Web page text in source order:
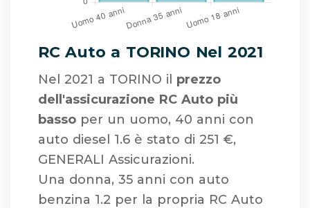
RC Auto a TORINO Nel 2021
Nel 2021 a TORINO il prezzo
dell'assicurazione RC Auto più
basso per un uomo, 40 anni con
auto diesel 1.6 è stato di 251 €,
GENERALI Assicurazioni.
Una donna, 35 anni con auto
benzina 1.2 per la propria RC Auto